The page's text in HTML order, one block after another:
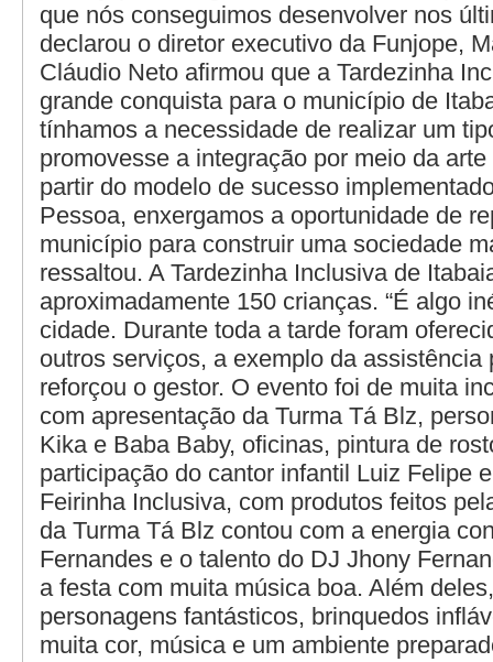
que nós conseguimos desenvolver nos
declarou o diretor executivo da Funjope,
Cláudio Neto afirmou que a Tardezinha
grande conquista para o município de
tínhamos a necessidade de realizar um
promovesse a integração por meio da
partir do modelo de sucesso
Pessoa, enxergamos a oportunidade de
município para construir uma sociedade
ressaltou. A Tardezinha Inclusiva de
aproximadamente 150 crianças. “É algo
cidade. Durante toda a tarde foram
outros serviços, a exemplo da assistência
reforçou o gestor. O evento foi de muita
com apresentação da Turma Tá Blz,
Kika e Baba Baby, oficinas, pintura de
participação do cantor infantil Luiz Felipe
Feirinha Inclusiva, com produtos feitos
da Turma Tá Blz contou com a energia
Fernandes e o talento do DJ Jhony
a festa com muita música boa. Além
personagens fantásticos, brinquedos
muita cor, música e um ambiente